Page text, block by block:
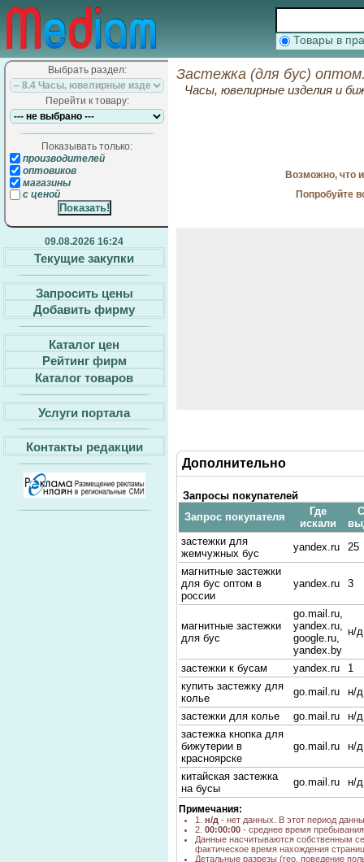
Товары в
Выбрать раздел:
Перейти к товару:
Показывать только:
производителей
оптовиков
магазины
с ценой
09.08.2026 16:24
Текущие закупки
Запросить цены
Добавить фирму
Каталог цен
Рейтинг фирм
Каталог товаров
Услуги портала
Контакты редакции
Застежка (для бус)
Часы, ювелирные изделия и
Возможно, что
Попробуйте
Дополнительно
Запросы покупателей
Запрос покупателя
Где
искали
застежки для
жемчужных бус
yandex.ru
25
магнитные застежки
для бус оптом в
россии
yandex.ru 3
магнитные застежки
для бус
go.mail.ru,
yandex.ru,
google.ru,
yandex.by
н/д
застежки к бусам yandex.ru
1
купить застежку для
колье
go.mail.ru
н/д
застежки для колье
go.mail.ru
н/д
застежка кнопка для
бижутерии в
красноярске
go.mail.ru н/д
китайская застежка
на бусы
go.mail.ru н/д
Примечания:
1. н/д - нет данных. В этот период
2. 00:00:00 - среднее время
Данные насчитываются собственным
фактическое время нахождения
Детальные разрезы (гео, поведение